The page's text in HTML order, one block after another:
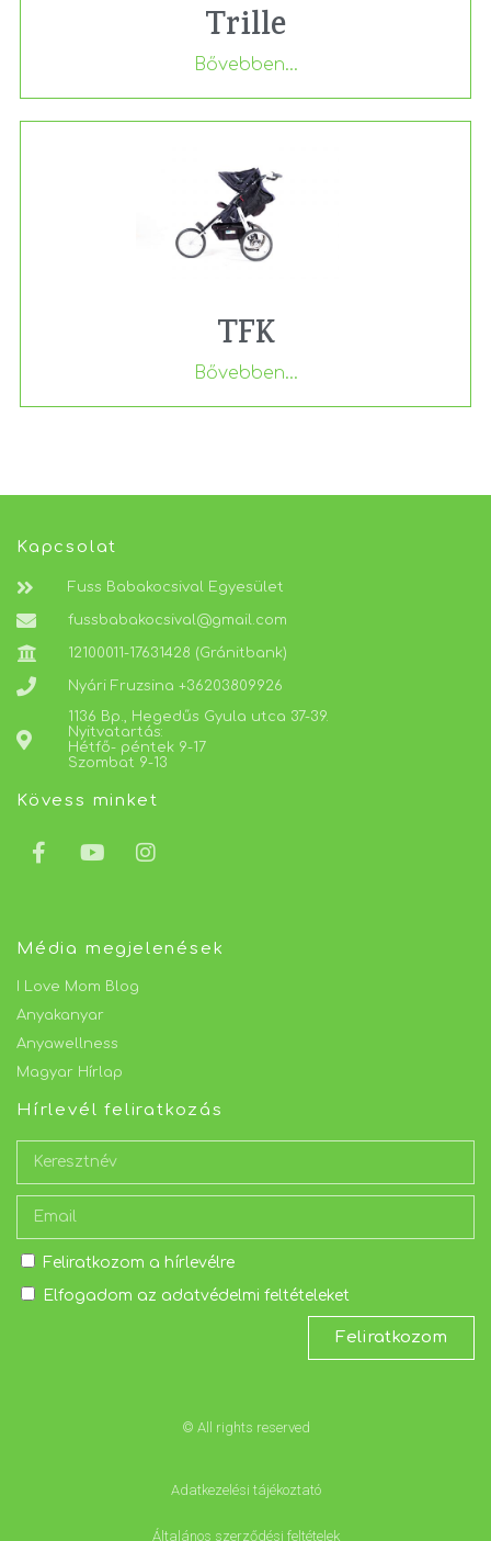
Trille
Bővebben...
TFK
Bővebben...
Kapcsolat
Fuss Babakocsival Egyesület
fussbabakocsival@gmail.com
12100011-17631428 (Gránitbank)
Nyári Fruzsina +36203809926
1136 Bp., Hegedűs Gyula utca 37-39.
Nyitvatartás:
Hétfő- péntek 9-17
Szombat 9-13
Kövess minket
Média megjelenések
I Love Mom Blog
Anyakanyar
Anyawellness
Magyar Hírlap
Hírlevél feliratkozás
Feliratkozom a hírlevélre
Elfogadom az adatvédelmi feltételeket
Feliratkozom
© All rights reserved
Adatkezelési tájékoztató
Általános szerződési feltételek